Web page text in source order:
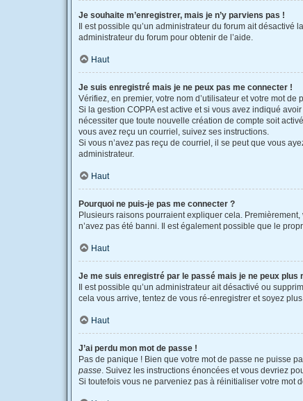
Je souhaite m’enregistrer, mais je n’y parviens pas !
Il est possible qu’un administrateur du forum ait désactivé
administrateur du forum pour obtenir de l’aide.
Haut
Je suis enregistré mais je ne peux pas me connecter !
Vérifiez, en premier, votre nom d’utilisateur et votre mot de
Si la gestion COPPA est active et si vous avez indiqué
nécessiter que toute nouvelle création de compte soit
vous avez reçu un courriel, suivez ses instructions.
Si vous n’avez pas reçu de courriel, il se peut que vous
administrateur.
Haut
Pourquoi ne puis-je pas me connecter ?
Plusieurs raisons pourraient expliquer cela.
n’avez pas été banni. Il est également possible que le
Haut
Je me suis enregistré par le passé mais je ne peux plus
Il est possible qu’un administrateur ait désactivé ou
cela vous arrive, tentez de vous ré-enregistrer et soyez
Haut
J’ai perdu mon mot de passe !
Pas de panique ! Bien que votre mot de passe ne puisse
passe . Suivez les instructions énoncées et vous devriez
Si toutefois vous ne parveniez pas à réinitialiser votre mot